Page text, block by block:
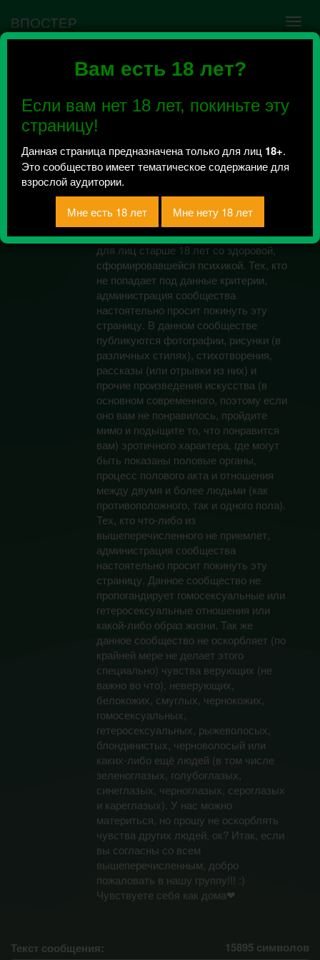
Вам есть 18 лет?
Если вам нет 18 лет, покиньте эту
страницу!
Данная страница предназначена только для лиц 18+.
Это сообщество имеет тематическое содержание для
взрослой аудитории.
ВПОСТЕР
Ошибка VK API #5
сообщества нужно авторизоваться на сервисе
повторно.
Сексуальный ангел
Всего 0, за сегодня 0 сообщений
отправлено / Рейтинг 0
Данное сообщество предназначено
для лиц старше 18 лет со здоровой,
сформировавшейся психикой. Тех, кто
не попадает под данные критерии,
администрация сообщества
настоятельно просит покинуть эту
страницу. В данном сообществе
публикуются фотографии, рисунки (в
различных стилях), стихотворения,
рассказы (или отрывки из них) и
прочие произведения искусства (в
основном современного, поэтому если
оно вам не понравилось, пройдите
мимо и подыщите то, что понравится
вам) эротичного характера, где могут
быть показаны половые органы,
процесс полового акта и отношения
между двумя и более людьми (как
противоположного, так и одного пола).
Тех, кто что-либо из
вышеперечисленного не приемлет,
администрация сообщества
настоятельно просит покинуть эту
страницу. Данное сообщество не
пропогандирует гомосексуальные или
гетеросексуальные отношения или
какой-либо образ жизни. Так же
данное сообщество не оскорбляет (по
крайней мере не делает этого
специально) чувства верующих (не
важно во что), неверующих,
белокожих, смуглых, чернокожих,
гомосексуальных,
гетеросексуальных, рыжеволосых,
блондинистых, черноволосый или
каких-либо ещё людей (в том числе
зеленоглазых, голубоглазых,
синеглазых, черноглазых, сероглазых
и кареглазых). У нас можно
материться, но прошу не оскорблять
чувства других людей, ок? Итак, если
вы согласны со всем
вышеперечисленным, добро
пожаловать в нашу группу!!! :)
Чувствуете себя как дома❤
Текст сообщения: 15895 символов